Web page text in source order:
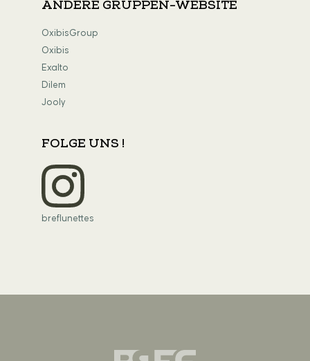
FOLGE UNS !
breflunettes
ANDERE GRUPPEN-WEBSITE
OxibisGroup
Oxibis
Exalto
Dilem
Jooly